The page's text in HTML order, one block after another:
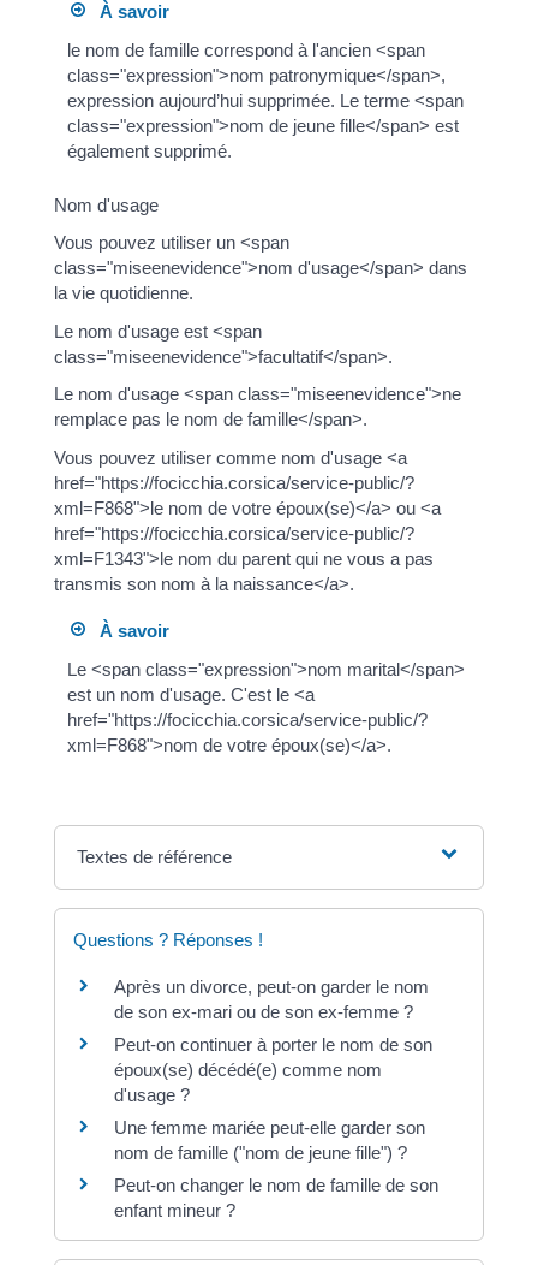
À savoir
le nom de famille correspond à l'ancien <span
class="expression">nom patronymique</span>,
expression aujourd’hui supprimée. Le terme <span
class="expression">nom de jeune fille</span> est
également supprimé.
Nom d'usage
Vous pouvez utiliser un <span
class="miseenevidence">nom d'usage</span> dans
la vie quotidienne.
Le nom d'usage est <span
class="miseenevidence">facultatif</span>.
Le nom d'usage <span class="miseenevidence">ne
remplace pas le nom de famille</span>.
Vous pouvez utiliser comme nom d'usage <a
href="https://focicchia.corsica/service-public/?
xml=F868">le nom de votre époux(se)</a> ou <a
href="https://focicchia.corsica/service-public/?
xml=F1343">le nom du parent qui ne vous a pas
transmis son nom à la naissance</a>.
À savoir
Le <span class="expression">nom marital</span>
est un nom d'usage. C'est le <a
href="https://focicchia.corsica/service-public/?
xml=F868">nom de votre époux(se)</a>.
Textes de référence
Questions ? Réponses !
Après un divorce, peut-on garder le nom
de son ex-mari ou de son ex-femme ?
Peut-on continuer à porter le nom de son
époux(se) décédé(e) comme nom
d'usage ?
Une femme mariée peut-elle garder son
nom de famille ("nom de jeune fille") ?
Peut-on changer le nom de famille de son
enfant mineur ?